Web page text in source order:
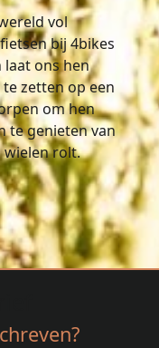
vol
bij 4bikes
laat ons hen
zetten op een
om hen
te genieten van
wielen rolt.